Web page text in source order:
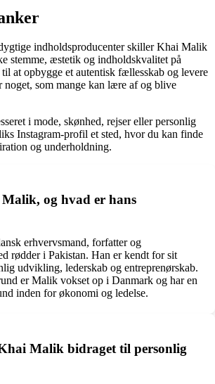
indholdsproducenter skiller Khai Malik
stemme, æstetik og indholdskvalitet på
at opbygge et autentisk fællesskab og levere
noget, som mange kan lære af og blive
i mode, skønhed, rejser eller personlig
Instagram-profil et sted, hvor du kan finde
og underholdning.
og hvad er hans
erhvervsmand, forfatter og
rødder i Pakistan. Han er kendt for sit
udvikling, lederskab og entreprenørskab.
er Malik vokset op i Danmark og har en
inden for økonomi og ledelse.
Malik bidraget til personlig